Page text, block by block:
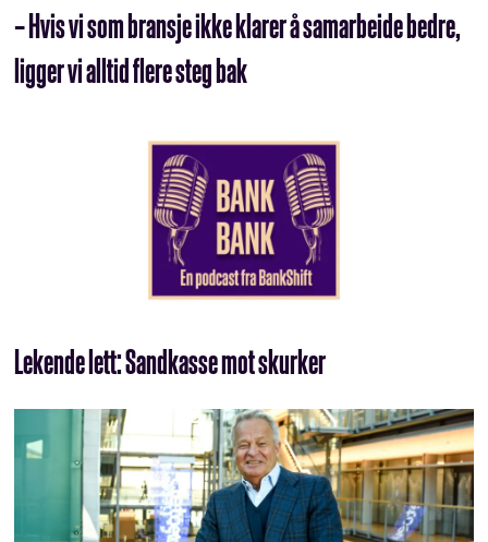
– Hvis vi som bransje ikke klarer å samarbeide bedre,
ligger vi alltid flere steg bak
Lekende lett: Sandkasse mot skurker